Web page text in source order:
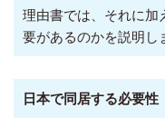
理由書では、それに加
要があるのかを説明し
日本で同居する必要性